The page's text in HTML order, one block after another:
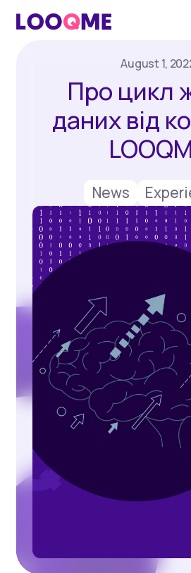
August 1,
Про цикл
даних від
News